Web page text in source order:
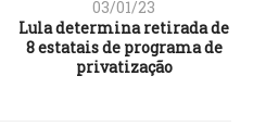
03/01/23
Lula determina retirada de
8 estatais de programa de
privatização